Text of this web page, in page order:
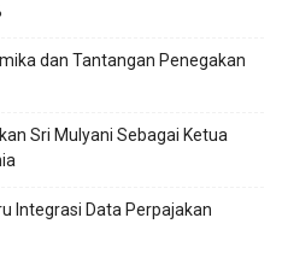
dan Tantangan Penegakan
Sri Mulyani Sebagai Ketua
Integrasi Data Perpajakan